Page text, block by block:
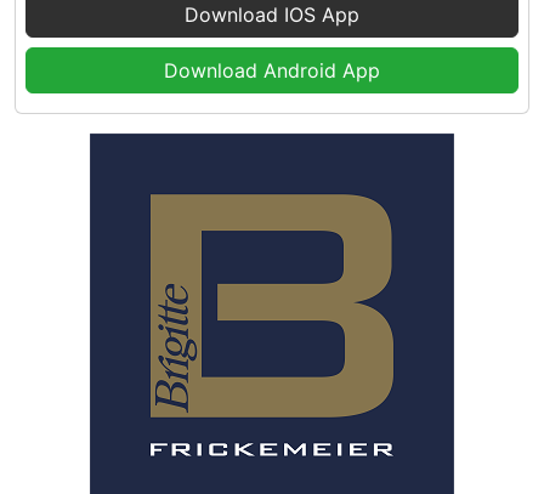
Download IOS App
Download Android App